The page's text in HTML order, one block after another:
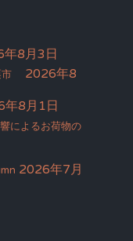
8月3日
市
2026年8
年8月1日
によるお荷物の
2026年7月